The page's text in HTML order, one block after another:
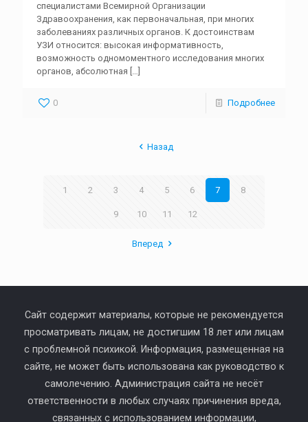
специалистами Всемирной Организации
Здравоохранения, как первоначальная, при многих
заболеваниях различных органов. К достоинствам
УЗИ относится: высокая информативность,
возможность одномоментного исследования многих
органов, абсолютная […]
0 Подробнее
Назад
1 2 3 4 5 6 7 8
9 10 11 12
Вперед
Сайт содержит материалы, которые не рекомендуется
просматривать лицам, не достигшим 18 лет или лицам
с проблемной психикой. Информация, размещенная на
сайте, не может быть использована как руководство к
самолечению. Администрация сайта не несёт
ответственности в любых случаях причинения вреда,
связанных с использованием информации,